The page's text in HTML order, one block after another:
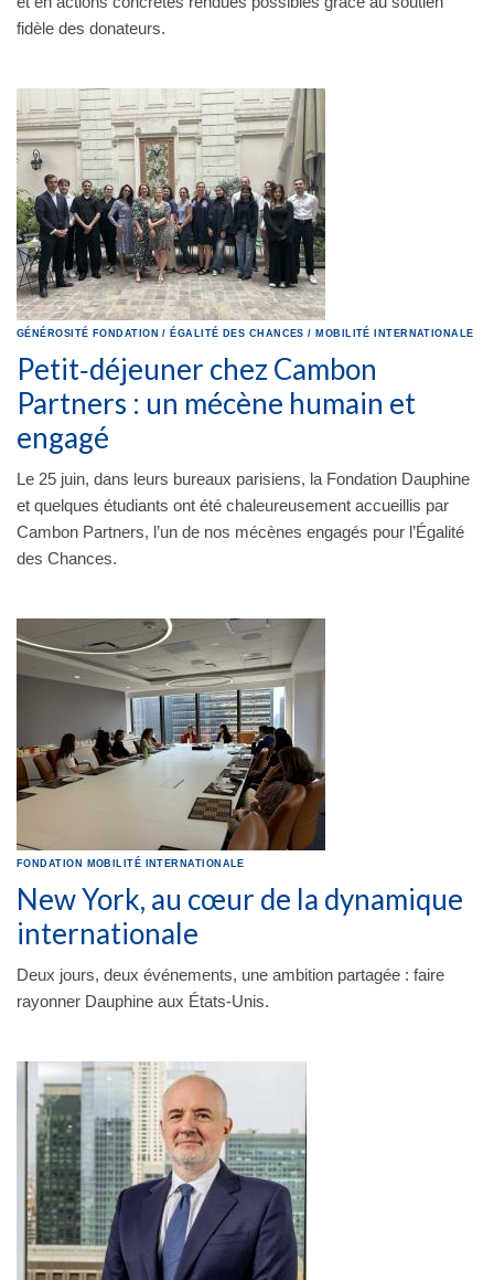
fidèle des donateurs.
GÉNÉROSITÉ FONDATION / ÉGALITÉ DES CHANCES / MOBILITÉ INTERNATIONALE
Petit‑déjeuner chez Cambon
Partners : un mécène humain et
engagé
Le 25 juin, dans leurs bureaux parisiens, la Fondation Dauphine
et quelques étudiants ont été chaleureusement accueillis par
Cambon Partners, l’un de nos mécènes engagés pour l’Égalité
des Chances.
FONDATION MOBILITÉ INTERNATIONALE
New York, au cœur de la dynamique
internationale
Deux jours, deux événements, une ambition partagée : faire
rayonner Dauphine aux États-Unis.